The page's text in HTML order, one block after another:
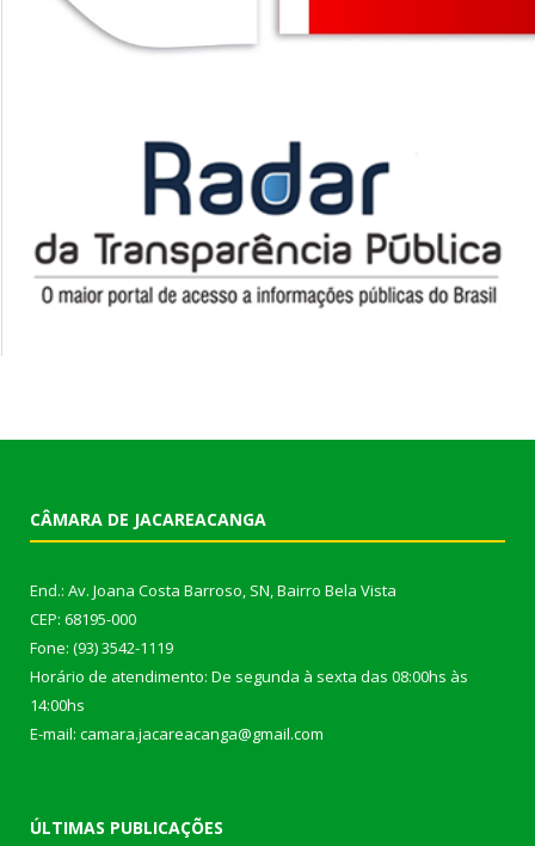
CÂMARA DE JACAREACANGA
End.: Av. Joana Costa Barroso, SN, Bairro Bela Vista
CEP: 68195-000
Fone: (93) 3542-1119
Horário de atendimento: De segunda à sexta das 08:00hs às
14:00hs
E-mail: camara.jacareacanga@gmail.com
ÚLTIMAS PUBLICAÇÕES